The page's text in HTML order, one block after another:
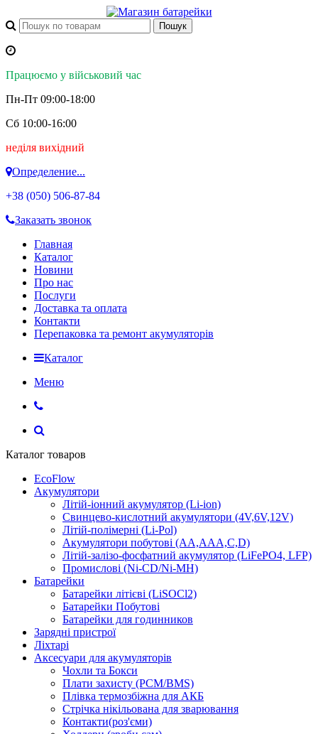
Працюємо у військовий час
Пн-Пт 09:00-18:00
Сб 10:00-16:00
неділя вихідний
Определение...
+38 (050) 506-87-84
Заказать звонок
Главная
Каталог
Новини
Про нас
Послуги
Доставка та оплата
Контакти
Перепаковка та ремонт акумуляторів
Каталог
Меню
Каталог товаров
EcoFlow
Акумулятори
Літій-іонний акумулятор (Li-ion)
Свинцево-кислотний акумулятори (4V,6V,12V)
Літій-полімерні (Li-Pol)
Акумулятори побутові (AA,AAA,C,D)
Літій-залізо-фосфатний акумулятор (LiFePO4, LFP)
Промислові (Ni-CD/Ni-MH)
Батарейки
Батарейки літієві (LiSOCl2)
Батарейки Побутові
Батарейки для годинников
Зарядні пристрої
Ліхтарі
Аксесуари для акумуляторів
Чохли та Бокси
Плати захисту (PCM/BMS)
Плівка термозбіжна для АКБ
Стрічка нікільована для зварювання
Контакти(роз'єми)